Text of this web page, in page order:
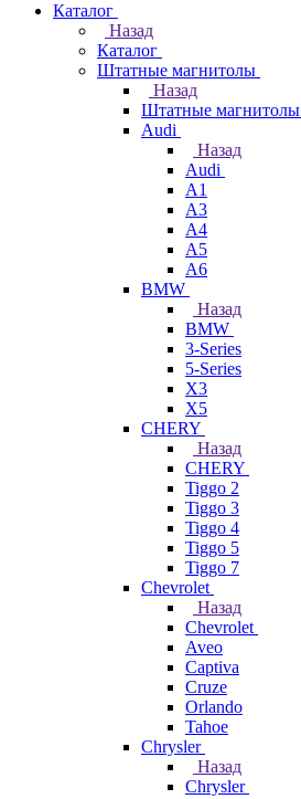
Каталог
Назад
Каталог
Штатные магнитолы
Назад
Штатные магнитолы
Audi
Назад
Audi
A1
A3
A4
A5
A6
BMW
Назад
BMW
3-Series
5-Series
X3
X5
CHERY
Назад
CHERY
Tiggo 2
Tiggo 3
Tiggo 4
Tiggo 5
Tiggo 7
Chevrolet
Назад
Chevrolet
Aveo
Captiva
Cruze
Orlando
Tahoe
Chrysler
Назад
Chrysler